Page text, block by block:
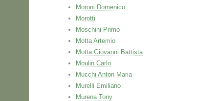
Moroni Domenico
Morotti
Moschini Primo
Motta Artemio
Motta Giovanni Battista
Moulin Carlo
Mucchi Anton Maria
Murelli Emiliano
Murena Tony